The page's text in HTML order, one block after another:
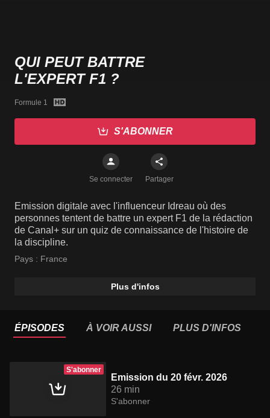
QUI PEUT BATTRE
L'EXPERT F1 ?
Formule 1
S'ABONNER
Se connecter Partager
Emission digitale avec l'influenceur Idreau où des
personnes tentent de battre un expert F1 de la rédaction
de Canal+ sur un quiz de connaissance de l'histoire de
la discipline.
Pays : France
Plus d'infos
ÉPISODES À VOIR AUSSI PLUS D'INFOS
S'abonner
Emission du 20 févr. 2026
26 min
S'abonner